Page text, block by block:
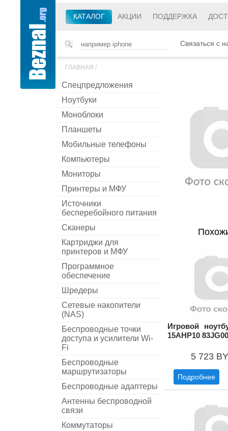
КАТАЛОГ АКЦИИ ПОДДЕРЖКА
Связаться с
ГЛАВНАЯ /
Спецпредложения
Ноутбуки
Моноблоки
Планшеты
Мобильные телефоны
Компьютеры
Мониторы
Принтеры и МФУ
Источники
бесперебойного питания
Сканеры
Картриджи для
принтеров и МФУ
Программное
обеспечение
Шредеры
Сетевые накопители
(NAS)
Беспроводные точки
доступа и усилители Wi-
Fi
Беспроводные
маршрутизаторы
Беспроводные адаптеры
Антенны беспроводной
связи
Коммутаторы
Игровой
15AHP10
5 723
Подробнее